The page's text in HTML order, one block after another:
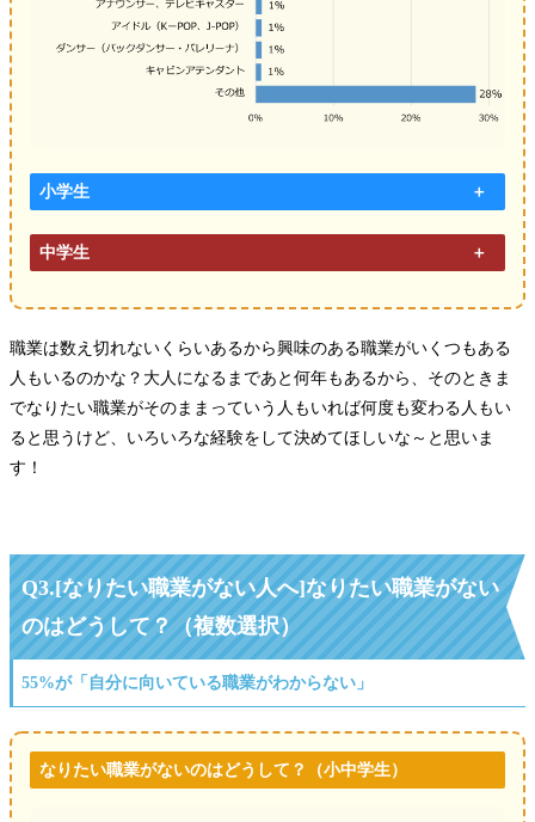
小学生
中学生
職業は数え切れないくらいあるから興味のある職業がいくつもある
人もいるのかな？大人になるまであと何年もあるから、そのときま
でなりたい職業がそのままっていう人もいれば何度も変わる人もい
ると思うけど、いろいろな経験をして決めてほしいな～と思いま
す！
Q3.[なりたい職業がない人へ]なりたい職業がない
のはどうして？（複数選択）
55%が「自分に向いている職業がわからない」
なりたい職業がないのはどうして？（小中学生）